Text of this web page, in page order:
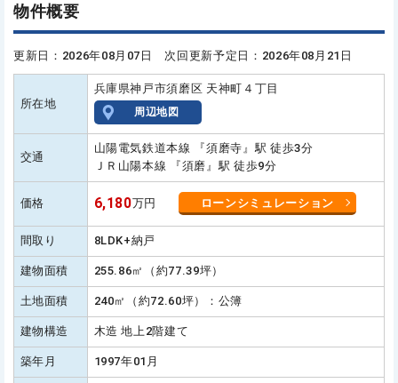
物件概要
更新日：2026年08月07日 次回更新予定日：2026年08月21日
所在地
兵庫県神戸市須磨区 天神町４丁目
周辺地図
交通
山陽電気鉄道本線 『須磨寺』駅 徒歩3分
ＪＲ山陽本線 『須磨』駅 徒歩9分
価格 6,180万円 ローンシミュレーション
間取り 8LDK+納戸
建物面積 255.86㎡（約77.39坪）
土地面積 240㎡（約72.60坪）：公簿
建物構造 木造 地上2階建て
築年月 1997年01月